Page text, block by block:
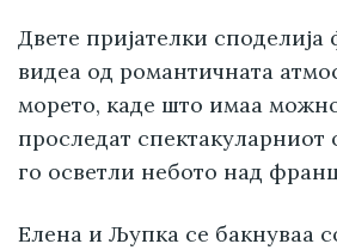
Двете пријателки
видеа од романтичната
морето, каде што имаа
проследат спектакуларниот
го осветли небото над
Елена и Љупка се бакнуваа